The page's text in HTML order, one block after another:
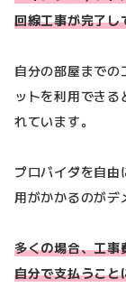
回線工事が完了し
自分の部屋までの
ットを利用でき
れています。
プロバイダを自
用がかかるのがデ
多くの場合、工事
自分で支払うこと